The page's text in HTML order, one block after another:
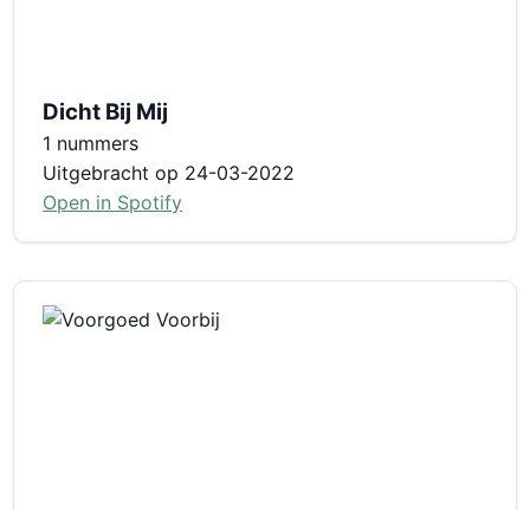
Dicht Bij Mij
1 nummers
Uitgebracht op 24-03-2022
Open in Spotify